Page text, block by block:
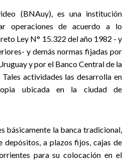
(BNAuy), es una institución
operaciones de acuerdo a lo
Ley N° 15.322 del año 1982 - y
y demás normas fijadas por
y por el Banco Central de la
actividades las desarrolla en
ubicada en la ciudad de
básicamente la banca tradicional,
depósitos, a plazos fijos, cajas de
para su colocación en el